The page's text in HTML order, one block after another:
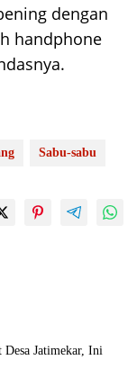
dengan
handphone
Sabu-sabu
Desa Jatimekar, Ini